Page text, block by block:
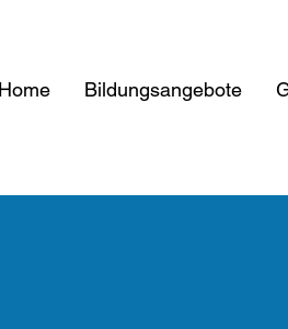
Home Bildungsangebote